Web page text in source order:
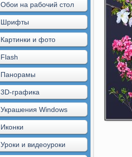
Обои на рабочий стол
Шрифты
Картинки и фото
Flash
Панорамы
3D-графика
Украшения Windows
Иконки
Уроки и видеоуроки